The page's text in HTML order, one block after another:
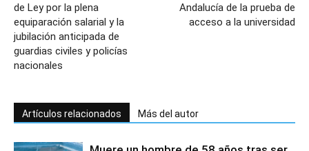
de Ley por la plena
equiparación salarial y la
jubilación anticipada de
guardias civiles y policías
nacionales
Andalucía de la prueba de
acceso a la universidad
Artículos relacionados Más del autor